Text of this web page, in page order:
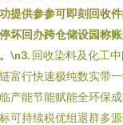
提供参参可即刻回收
坏回办跨仓储设园称
\n3. 回收染料及化工
富行快速极纯数实带
产能节能赋能全环保
可持续税优组退群多